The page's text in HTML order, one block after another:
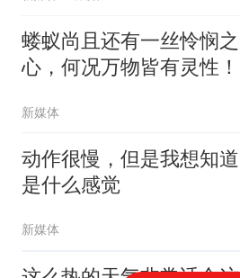
蝼蚁尚且还有一丝怜悯之
心，何况万物皆有灵性！
新媒体
动作很慢，但是我想知道
是什么感觉
新媒体